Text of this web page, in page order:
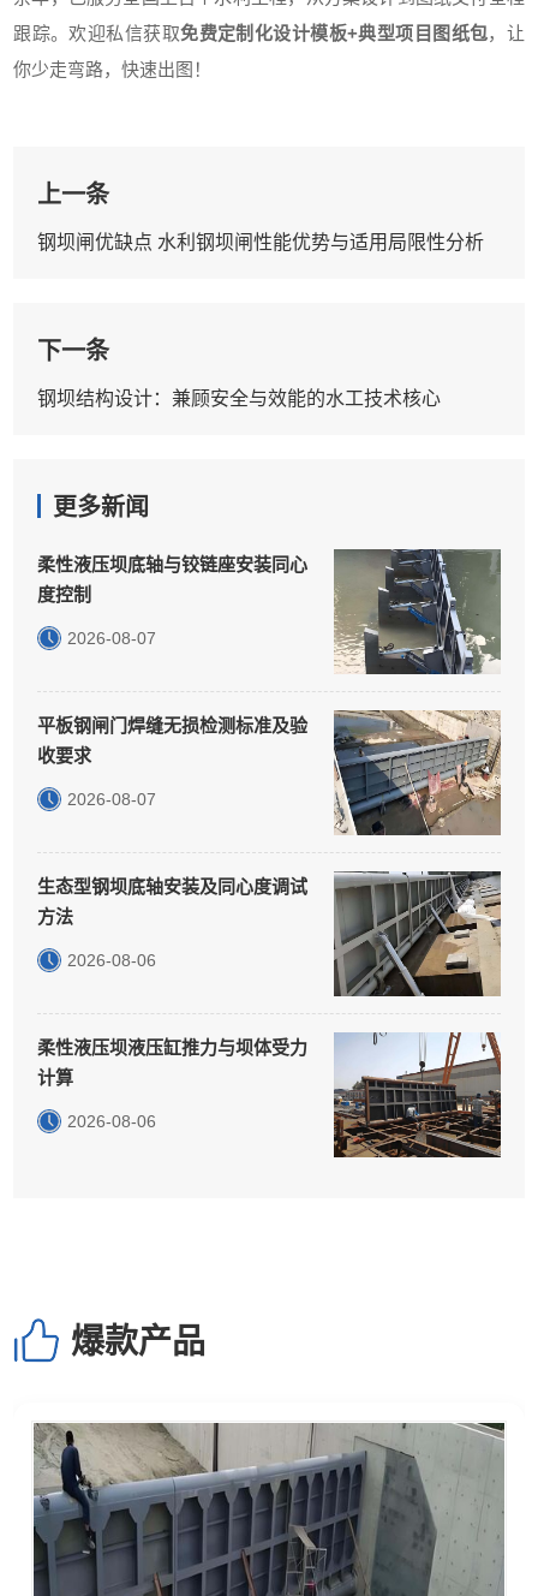
跟踪。欢迎私信获取免费定制化设计模板+典型项目图纸包，让
你少走弯路，快速出图！
上一条
钢坝闸优缺点 水利钢坝闸性能优势与适用局限性分析
下一条
钢坝结构设计：兼顾安全与效能的水工技术核心
更多新闻
柔性液压坝底轴与铰链座安装同心
度控制
2026-08-07
平板钢闸门焊缝无损检测标准及验
收要求
2026-08-07
生态型钢坝底轴安装及同心度调试
方法
2026-08-06
柔性液压坝液压缸推力与坝体受力
计算
2026-08-06
爆款产品